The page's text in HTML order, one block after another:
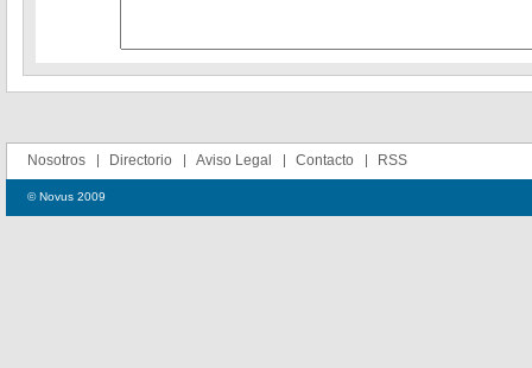
Nosotros Directorio Aviso Legal Contacto RSS
© Novus 2009